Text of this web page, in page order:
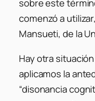
sobre este
comenzó a
Mansueti, de la
Hay otra
aplicamos la
“disonancia